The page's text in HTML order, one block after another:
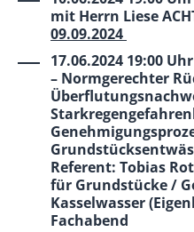
mit Herrn Liese
09.09.2024
17.06.2024 19:00
– Normgerechter
Referent: Tobias
für Grundstücke /
Kasselwasser
Fachabend